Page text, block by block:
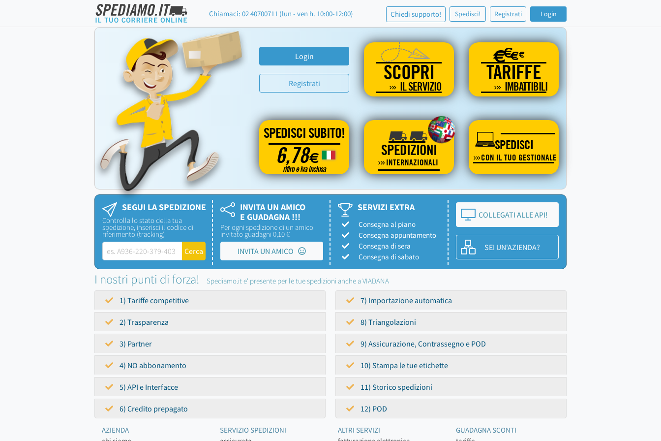
Chiamaci: 02 40700711 (lun - ven h. 10:00-12:00) Chiedi supporto! Spedisci! Registrati Login
Login
Registrati SCOPRI
IL SERVIZIO
€€€€
TARIFFE
IMBATTIBILI
SPEDISCI SUBITO!
6,78€
ritiro e iva inclusa
SPEDIZIONI
INTERNAZIONALI
SPEDISCI
CON IL TUO GESTIONALE
SEGUI LA SPEDIZIONE
Controlla lo stato della tua
spedizione, inserisci il codice di
riferimento (tracking)
INVITA UN AMICO
E GUADAGNA !!!
Per ogni spedizione di un amico
invitato guadagni 0,10 €
INVITA UN AMICO
SERVIZI EXTRA
Consegna al piano
Consegna appuntamento
Consegna di sera
Consegna di sabato
COLLEGATI ALLE API!
SEI UN'AZIENDA?
I nostri punti di forza! Spediamo.it e' presente per le tue spedizioni anche a VIADANA
1) Tariffe competitive
2) Trasparenza
3) Partner
4) NO abbonamento
5) API e Interfacce
6) Credito prepagato
7) Importazione automatica
8) Triangolazioni
9) Assicurazione, Contrassegno e POD
10) Stampa le tue etichette
11) Storico spedizioni
12) POD
AZIENDA
SERVIZIO SPEDIZIONI
ALTRI SERVIZI
GUADAGNA SCONTI